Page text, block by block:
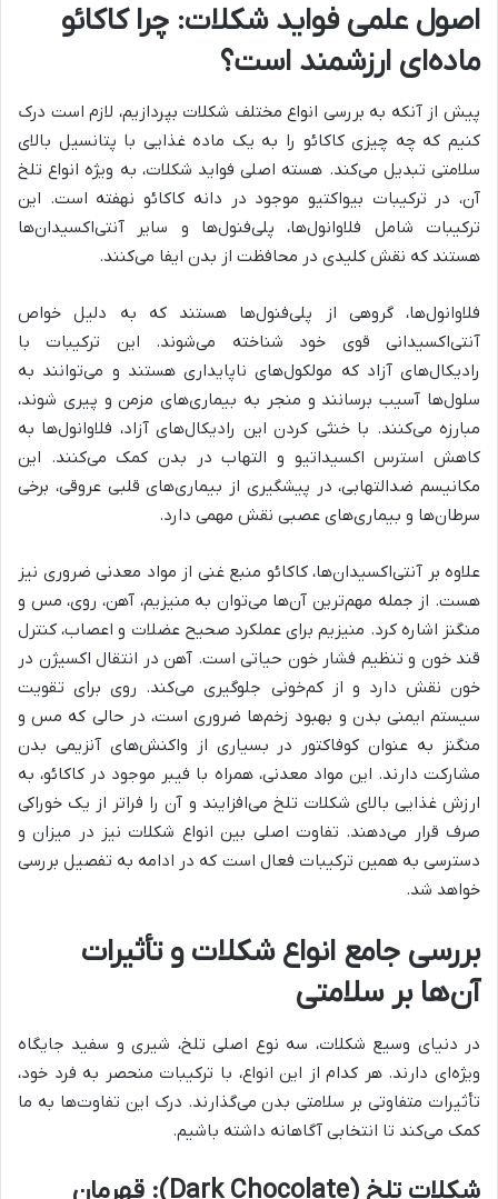
اصول علمی فواید شکلات: چرا کاکائو
ماده‌ای ارزشمند است؟
پیش از آنکه به بررسی انواع مختلف شکلات بپردازیم، لازم است درک
کنیم که چه چیزی کاکائو را به یک ماده غذایی با پتانسیل بالای
سلامتی تبدیل می‌کند. هسته اصلی فواید شکلات، به ویژه انواع تلخ
آن، در ترکیبات بیواکتیو موجود در دانه کاکائو نهفته است. این
ترکیبات شامل فلاوانول‌ها، پلی‌فنول‌ها و سایر آنتی‌اکسیدان‌ها
هستند که نقش کلیدی در محافظت از بدن ایفا می‌کنند.
فلاوانول‌ها، گروهی از پلی‌فنول‌ها هستند که به دلیل خواص
آنتی‌اکسیدانی قوی خود شناخته می‌شوند. این ترکیبات با
رادیکال‌های آزاد که مولکول‌های ناپایداری هستند و می‌توانند به
سلول‌ها آسیب برسانند و منجر به بیماری‌های مزمن و پیری شوند،
مبارزه می‌کنند. با خنثی کردن این رادیکال‌های آزاد، فلاوانول‌ها به
کاهش استرس اکسیداتیو و التهاب در بدن کمک می‌کنند. این
مکانیسم ضدالتهابی، در پیشگیری از بیماری‌های قلبی عروقی، برخی
سرطان‌ها و بیماری‌های عصبی نقش مهمی دارد.
علاوه بر آنتی‌اکسیدان‌ها، کاکائو منبع غنی از مواد معدنی ضروری نیز
هست. از جمله مهم‌ترین آن‌ها می‌توان به منیزیم، آهن، روی، مس و
منگنز اشاره کرد. منیزیم برای عملکرد صحیح عضلات و اعصاب، کنترل
قند خون و تنظیم فشار خون حیاتی است. آهن در انتقال اکسیژن در
خون نقش دارد و از کم‌خونی جلوگیری می‌کند. روی برای تقویت
سیستم ایمنی بدن و بهبود زخم‌ها ضروری است، در حالی که مس و
منگنز به عنوان کوفاکتور در بسیاری از واکنش‌های آنزیمی بدن
مشارکت دارند. این مواد معدنی، همراه با فیبر موجود در کاکائو، به
ارزش غذایی بالای شکلات تلخ می‌افزایند و آن را فراتر از یک خوراکی
صرف قرار می‌دهند. تفاوت اصلی بین انواع شکلات نیز در میزان و
دسترسی به همین ترکیبات فعال است که در ادامه به تفصیل بررسی
خواهد شد.
بررسی جامع انواع شکلات و تأثیرات
آن‌ها بر سلامتی
در دنیای وسیع شکلات، سه نوع اصلی تلخ، شیری و سفید جایگاه
ویژه‌ای دارند. هر کدام از این انواع، با ترکیبات منحصر به فرد خود،
تأثیرات متفاوتی بر سلامتی بدن می‌گذارند. درک این تفاوت‌ها به ما
کمک می‌کند تا انتخابی آگاهانه داشته باشیم.
شکلات تلخ (Dark Chocolate): قهرمان